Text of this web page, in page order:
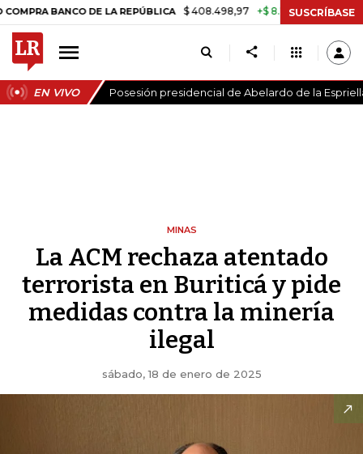
BANCO DE LA REPÚBLICA $ 408.498,97 +$ 8.753,81 +2,19%
SUSCRÍBASE
EN VIVO Posesión presidencial de Abelardo de la
MINAS
La ACM rechaza atentado
terrorista en Buriticá y pide
medidas contra la minería
ilegal
sábado, 18 de enero de 2025